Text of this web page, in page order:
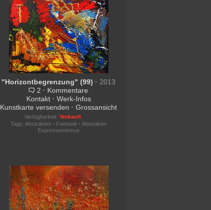
"Horizontbegrenzung" (99) · 2013
2 · Kommentare
Kontakt · Werk-Infos
Kunstkarte versenden · Grossansicht
Verfügbarkeit: Verkauft
Tags: Abstraktes · Fantasie · Abstrakter
Expressionismus